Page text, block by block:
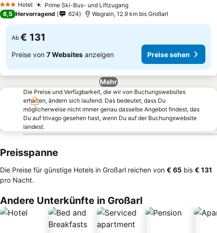
3 SterneHotel Prime Ski-Bus- und Liftzugang
8,5 Hervorragend 624 Wagrain, 12.9 km bis Großarl
Ab € 131
Preise von 7 Websites anzeigen Preise sehen
Mehr
Die Preise und Verfügbarkeit, die wir von Buchungswebsites
erhalten, ändern sich laufend. Das bedeutet, dass Du
möglicherweise nicht immer genau dasselbe Angebot findest, das
Du auf trivago gesehen hast, wenn Du auf der Buchungswebsite
landest.
Preisspanne
Die Preise für günstige Hotels in Großarl reichen von ‎€ 65 bis ‎€ 131
pro Nacht.
Andere Unterkünfte in Großarl